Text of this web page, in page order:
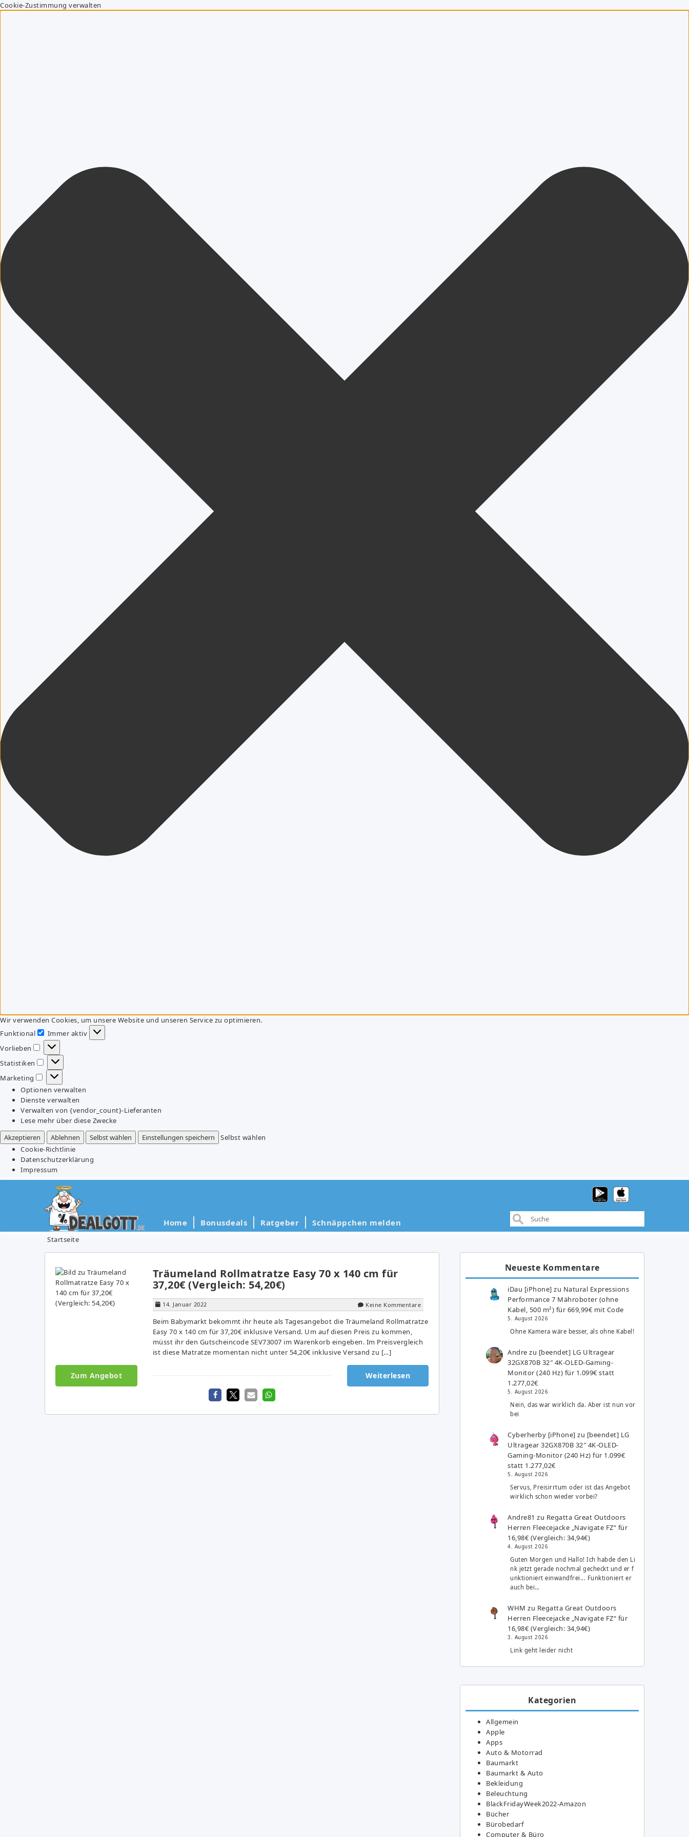
Cookie-Zustimmung verwalten
Wir verwenden Cookies, um unsere Website und unseren Service zu optimieren.
Funktional
Funktional
Immer aktiv
Vorlieben
Vorlieben
Statistiken
Statistiken
Marketing
Marketing
Optionen verwalten
Dienste verwalten
Verwalten von {vendor_count}-Lieferanten
Lese mehr über diese Zwecke
Akzeptieren
Ablehnen Selbst wählen Einstellungen speichern
Selbst wählen
Cookie-Richtlinie
Datenschutzerklärung
Impressum
Home Bonusdeals Ratgeber Schnäppchen melden
Startseite
Träumeland Rollmatratze Easy 70 x 140 cm für
37,20€ (Vergleich: 54,20€)
14. Januar 2022 Keine Kommentare
Beim Babymarkt bekommt ihr heute als Tagesangebot die Träumeland Rollmatratze
Easy 70 x 140 cm für 37,20€ inklusive Versand. Um auf diesen Preis zu kommen,
müsst ihr den Gutscheincode SEV73007 im Warenkorb eingeben. Im Preisvergleich
ist diese Matratze momentan nicht unter 54,20€ inklusive Versand zu […]
Zum Angebot Weiterlesen
Neueste Kommentare
iDau [iPhone] zu Natural Expressions
Performance 7 Mähroboter (ohne
Kabel, 500 m²) für 669,99€ mit Code
5. August 2026
Ohne Kamera wäre besser, als ohne Kabel!
Andre zu [beendet] LG Ultragear
32GX870B 32″ 4K-OLED-Gaming-
Monitor (240 Hz) für 1.099€ statt
1.277,02€
5. August 2026
Nein, das war wirklich da. Aber ist nun vor
bei
Cyberherby [iPhone] zu [beendet] LG
Ultragear 32GX870B 32″ 4K-OLED-
Gaming-Monitor (240 Hz) für 1.099€
statt 1.277,02€
5. August 2026
Servus, Preisirrtum oder ist das Angebot
wirklich schon wieder vorbei?
Andre81 zu Regatta Great Outdoors
Herren Fleecejacke „Navigate FZ“ für
16,98€ (Vergleich: 34,94€)
4. August 2026
Guten Morgen und Hallo! Ich habde den Li
nk jetzt gerade nochmal gecheckt und er f
unktioniert einwandfrei... Funktioniert er
auch bei…
WHM zu Regatta Great Outdoors
Herren Fleecejacke „Navigate FZ“ für
16,98€ (Vergleich: 34,94€)
3. August 2026
Link geht leider nicht
Kategorien
Allgemein
Apple
Apps
Auto & Motorrad
Baumarkt
Baumarkt & Auto
Bekleidung
Beleuchtung
BlackFridayWeek2022-Amazon
Bücher
Bürobedarf
Computer & Büro